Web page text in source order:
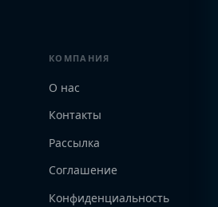
КОМПАНИЯ
О нас
Контакты
Рассылка
Соглашение
Конфиденциальность